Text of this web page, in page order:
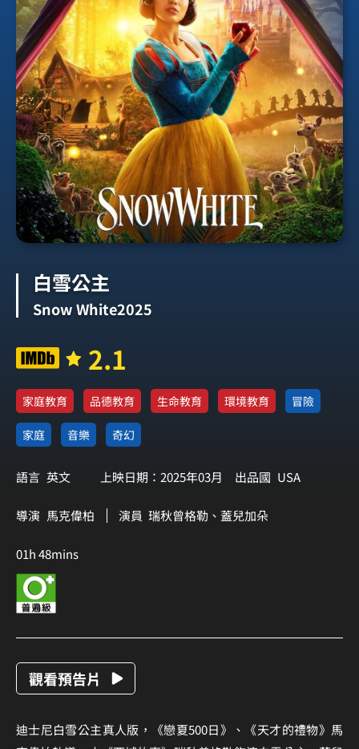
白雪公主
Snow White2025
2.1
家庭教育 品德教育 生命教育 環境教育 冒險
家庭 音樂 奇幻
語言 英文 上映日期：2025年03月 出品國 USA
導演 馬克偉柏 演員 瑞秋曾格勒、蓋兒加朵
01h 48mins
觀看預告片
迪士尼白雪公主真人版，《戀夏500日》、《天才的禮物》馬